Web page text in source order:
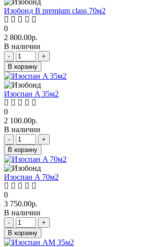
Изобонд В premium class 70м2
0
2 800.00р.
В наличии
-
+
В корзину
Изоспан A 35м2
0
2 100.00р.
В наличии
-
+
В корзину
Изоспан A 70м2
0
3 750.00р.
В наличии
-
+
В корзину